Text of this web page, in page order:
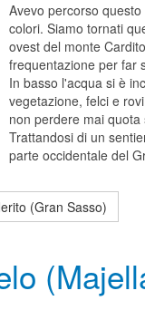
Avevo percorso
colori. Siamo tornati
ovest del monte
frequentazione per far
In basso l'acqua si è
vegetazione, felci e
non perdere mai
Trattandosi di un
parte occidentale del
(Gran Sasso)